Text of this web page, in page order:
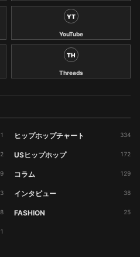
YT
YouTube
TH
Threads
ヒップホップチャート 334
USヒップホップ 172
コラム 129
インタビュー 38
FASHION 25